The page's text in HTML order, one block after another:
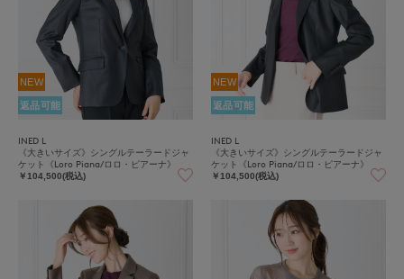
NEW
返品可能
INED L
《大きいサイズ》シングルテーラードジャ
ケット《Loro Piana/ロロ・ピアーナ》
￥104,500(税込)
NEW
返品可能
INED L
《大きいサイズ》シングルテーラードジャ
ケット《Loro Piana/ロロ・ピアーナ》
￥104,500(税込)